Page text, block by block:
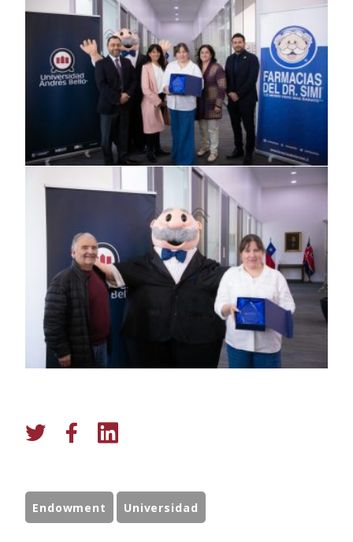
Endowment Universidad